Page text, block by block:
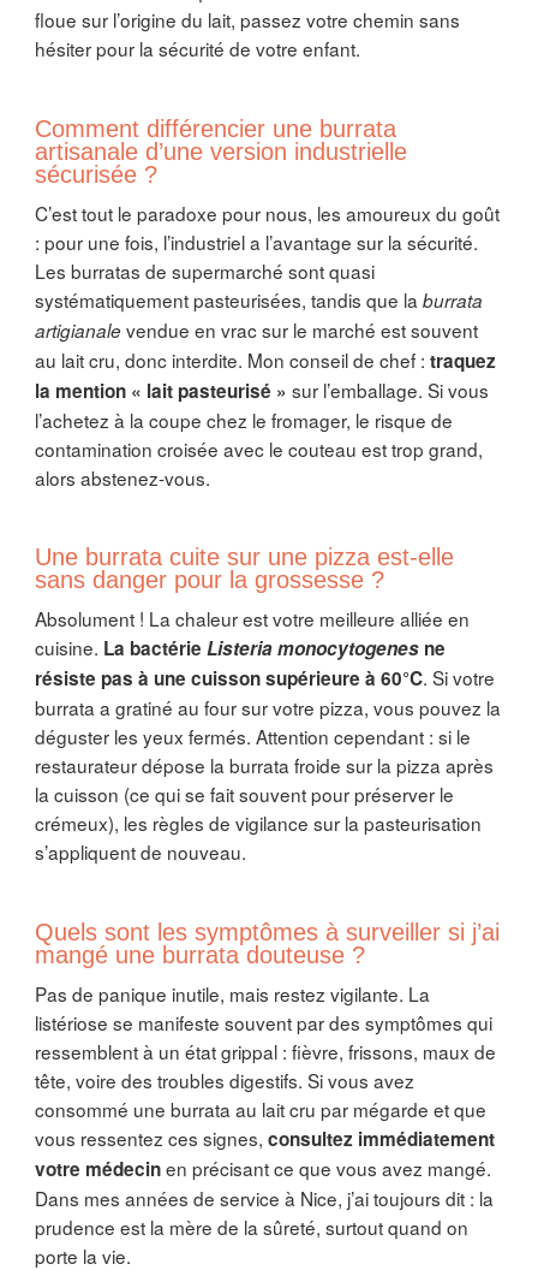
floue sur l’origine du lait, passez votre chemin sans
hésiter pour la sécurité de votre enfant.
Comment différencier une burrata
artisanale d’une version industrielle
sécurisée ?
C’est tout le paradoxe pour nous, les amoureux du goût
: pour une fois, l’industriel a l’avantage sur la sécurité.
Les burratas de supermarché sont quasi
systématiquement pasteurisées, tandis que la burrata
artigianalevendue en vrac sur le marché est souvent
au lait cru, donc interdite. Mon conseil de chef : traquez
la mention « lait pasteurisé » sur l’emballage. Si vous
l’achetez à la coupe chez le fromager, le risque de
contamination croisée avec le couteau est trop grand,
alors abstenez-vous.
Une burrata cuite sur une pizza est-elle
sans danger pour la grossesse ?
Absolument ! La chaleur est votre meilleure alliée en
cuisine. La bactérie Listeria monocytogenesne
résiste pas à une cuisson supérieure à 60°C. Si votre
burrata a gratiné au four sur votre pizza, vous pouvez la
déguster les yeux fermés. Attention cependant : si le
restaurateur dépose la burrata froide sur la pizza après
la cuisson (ce qui se fait souvent pour préserver le
crémeux), les règles de vigilance sur la pasteurisation
s’appliquent de nouveau.
Quels sont les symptômes à surveiller si j’ai
mangé une burrata douteuse ?
Pas de panique inutile, mais restez vigilante. La
listériose se manifeste souvent par des symptômes qui
ressemblent à un état grippal : fièvre, frissons, maux de
tête, voire des troubles digestifs. Si vous avez
consommé une burrata au lait cru par mégarde et que
vous ressentez ces signes, consultez immédiatement
votre médecinen précisant ce que vous avez mangé.
Dans mes années de service à Nice, j’ai toujours dit : la
prudence est la mère de la sûreté, surtout quand on
porte la vie.